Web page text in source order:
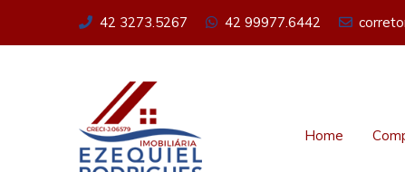
42 3273.5267 42 99977.6442
Home